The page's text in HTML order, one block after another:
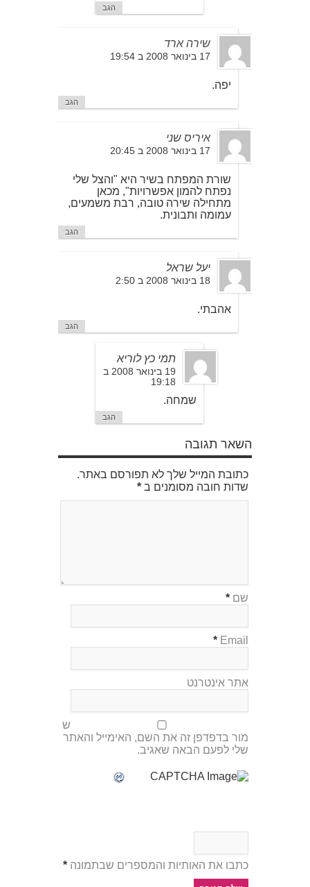
הגב
שירה ארד
17 בינואר 2008 ב 19:54
יפה.
הגב
איריס שני
17 בינואר 2008 ב 20:45
שורת המפתח בשיר היא "והצל שלי
נפתח להמון אפשרויות", מכאן
מתחילה שירה טובה, רבת משמעים,
עמומה ותבונית.
הגב
יעל שראל
18 בינואר 2008 ב 2:50
אהבתי.
הגב
תמי כץ לוריא
19 בינואר 2008 ב
19:18
שמחה.
הגב
השאר תגובה
כתובת המייל שלך לא תפורסם באתר.
שדות חובה מסומנים ב *
שם *
Email
*
אתר אינטרנט
ש
מור בדפדפן זה את השם, האימייל והאתר
שלי לפעם הבאה שאגיב.
כתבו את האותיות והמספרים שבתמונה *